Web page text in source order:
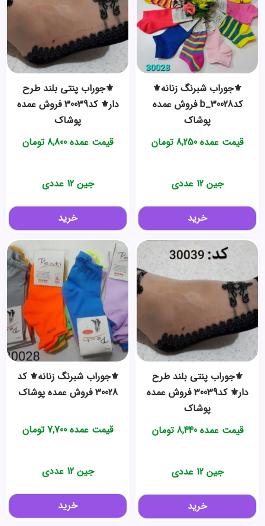
⚜️جوراب شبرنگ زنانه⚜️
کدb_30028 فروش عمده
پوشاک
قیمت عمده8,250 تومان
جین 12 عددی
خرید
⚜️جوراب پنتی بلند طرح
دار⚜️ کد30039 فروش عمده
پوشاک
قیمت عمده8,800 تومان
جین 12 عددی
خرید
⚜️جوراب پنتی بلند طرح
دار⚜️ کد30039 فروش عمده
پوشاک
قیمت عمده8,440 تومان
جین 12 عددی
خرید
⚜️جوراب شبرنگ زنانه⚜️ کد
30028 فروش عمده پوشاک
قیمت عمده7,700 تومان
جین 12 عددی
خرید